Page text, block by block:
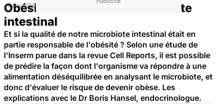
AccueilSanté
Obésité : le rôle clé du microbiote
intestinal
Et si la qualité de notre microbiote intestinal était en
partie responsable de l'obésité ? Selon une étude de
l'Inserm parue dans la revue Cell Reports, il est possible
de prédire la façon dont l'organisme va répondre à une
alimentation déséquilibrée en analysant le microbiote, et
donc d'évaluer le risque de devenir obèse. Les
explications avec le Dr Boris Hansel, endocrinologue.